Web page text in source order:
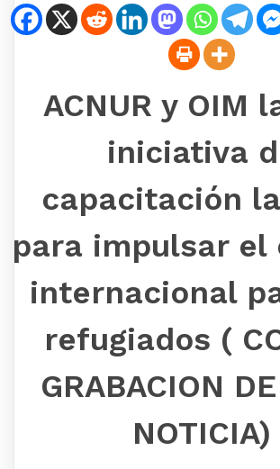
ACNUR y OIM
iniciativa
capacitación
para impulsar el
internacional
refugiados (
GRABACION
NOTICIA)